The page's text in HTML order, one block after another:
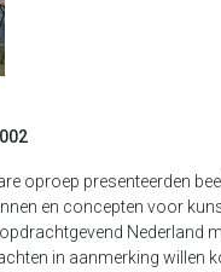
oproep presenteerden
en concepten voor
Nederland
in aanmerking willen